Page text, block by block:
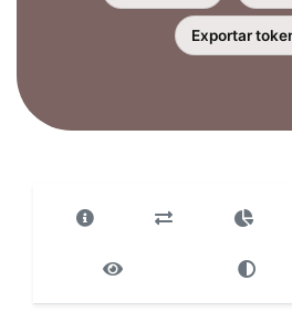
Exportar